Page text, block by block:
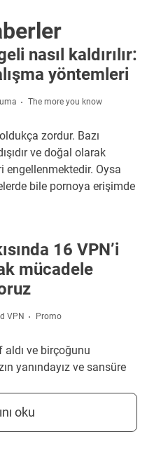
nasıl kaldırılır:
yöntemleri
The more you know
zordur. Bazı
ve doğal olarak
Oysa
bile pornoya erişimde
16 VPN’i
mücadele
VPN Promo
ve birçoğunu
yanındayız ve sansüre
oku